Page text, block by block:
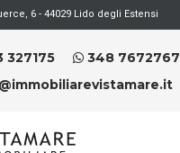
6 - 44029 Lido degli Estensi
327175
348 7672767